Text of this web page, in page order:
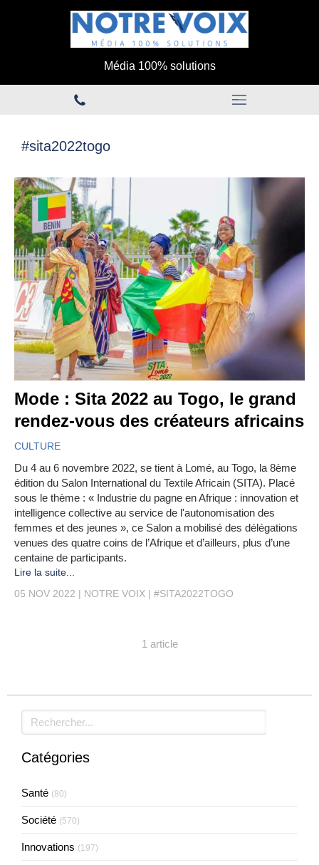
Média 100% solutions
#sita2022togo
Mode : Sita 2022 au Togo, le grand
rendez-vous des créateurs africains
CULTURE
Du 4 au 6 novembre 2022, se tient à Lomé, au Togo, la 8ème
édition du Salon International du Textile Africain (SITA). Placé
sous le thème : « Industrie du pagne en Afrique : innovation et
intelligence collective au service de l'autonomisation des
femmes et des jeunes », ce Salon a mobilisé des délégations
venues des quatre coins de l’Afrique et d’ailleurs, plus d’une
centaine de participants.
Lire la suite...
05 NOV 2022
NOTRE VOIX #SITA2022TOGO
1 article
Rechercher
Catégories
Santé (80)
Société (570)
Innovations (197)